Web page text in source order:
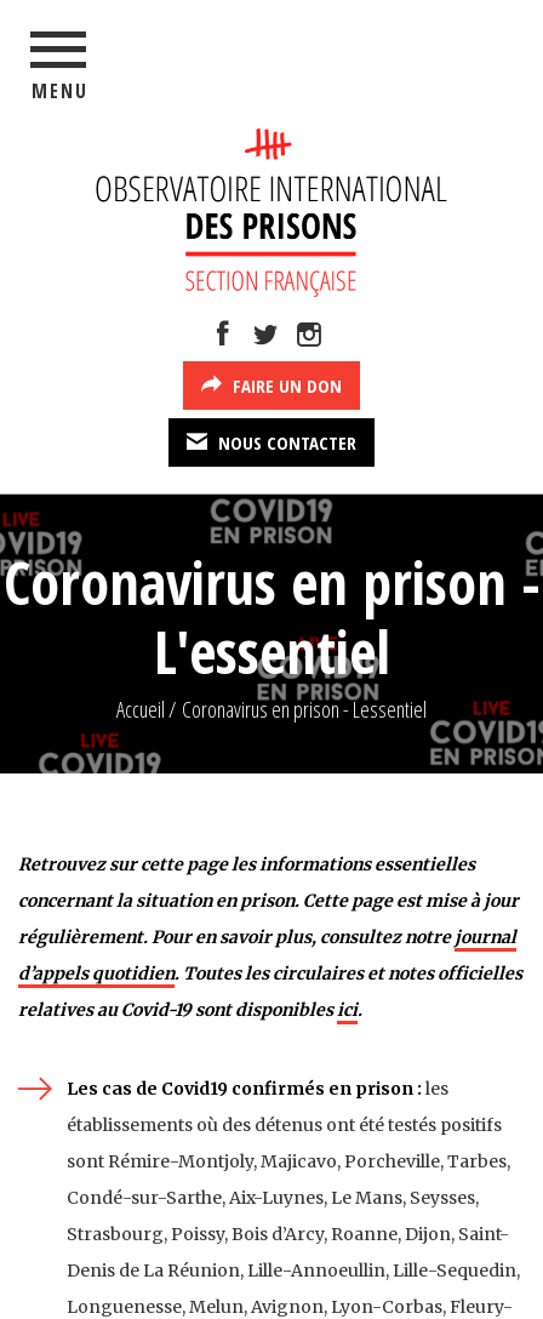
MENU
FAIRE UN DON
NOUS CONTACTER
Coronavirus en prison -
L'essentiel
Accueil Coronavirus en prison - Lessentiel
Retrouvez sur cette page les informations essentielles
concernant la situation en prison. Cette page est mise à jour
régulièrement. Pour en savoir plus, consultez notre journal
d’appels quotidien. Toutes les circulaires et notes officielles
relatives au Covid-19 sont disponiblesici.
Les cas de Covid19 confirmés en prison : les
établissements où des détenus ont été testés positifs
sont Rémire-Montjoly, Majicavo, Porcheville, Tarbes,
Condé-sur-Sarthe, Aix-Luynes, Le Mans, Seysses,
Strasbourg, Poissy, Bois d’Arcy, Roanne, Dijon, Saint-
Denis de La Réunion, Lille-Annoeullin, Lille-Sequedin,
Longuenesse, Melun, Avignon, Lyon-Corbas, Fleury-